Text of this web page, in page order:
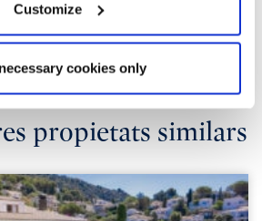
Customize
cookies only
propietats similars